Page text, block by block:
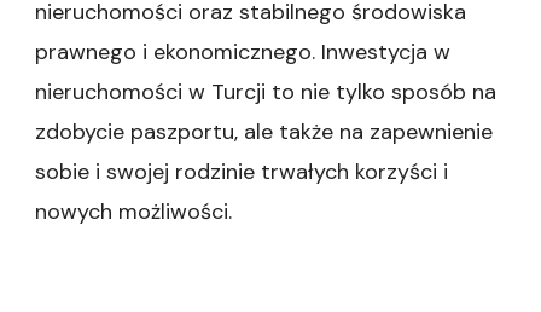
nieruchomości oraz stabilnego środowiska
prawnego i ekonomicznego. Inwestycja w
nieruchomości w Turcji to nie tylko sposób na
zdobycie paszportu, ale także na zapewnienie
sobie i swojej rodzinie trwałych korzyści i
nowych możliwości.